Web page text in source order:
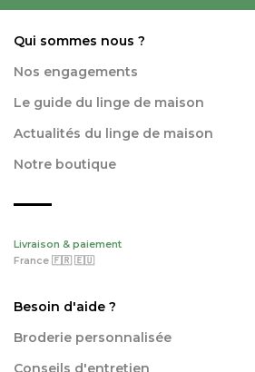
Qui sommes nous ?
Nos engagements
Le guide du linge de maison
Actualités du linge de maison
Notre boutique
Livraison & paiement
France 🇫🇷 🇪🇺
Besoin d'aide ?
Broderie personnalisée
Conseils d'entretien